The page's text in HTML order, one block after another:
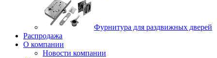
Фурнитура для раздвижных дверей
Распродажа
О компании
Новости компании